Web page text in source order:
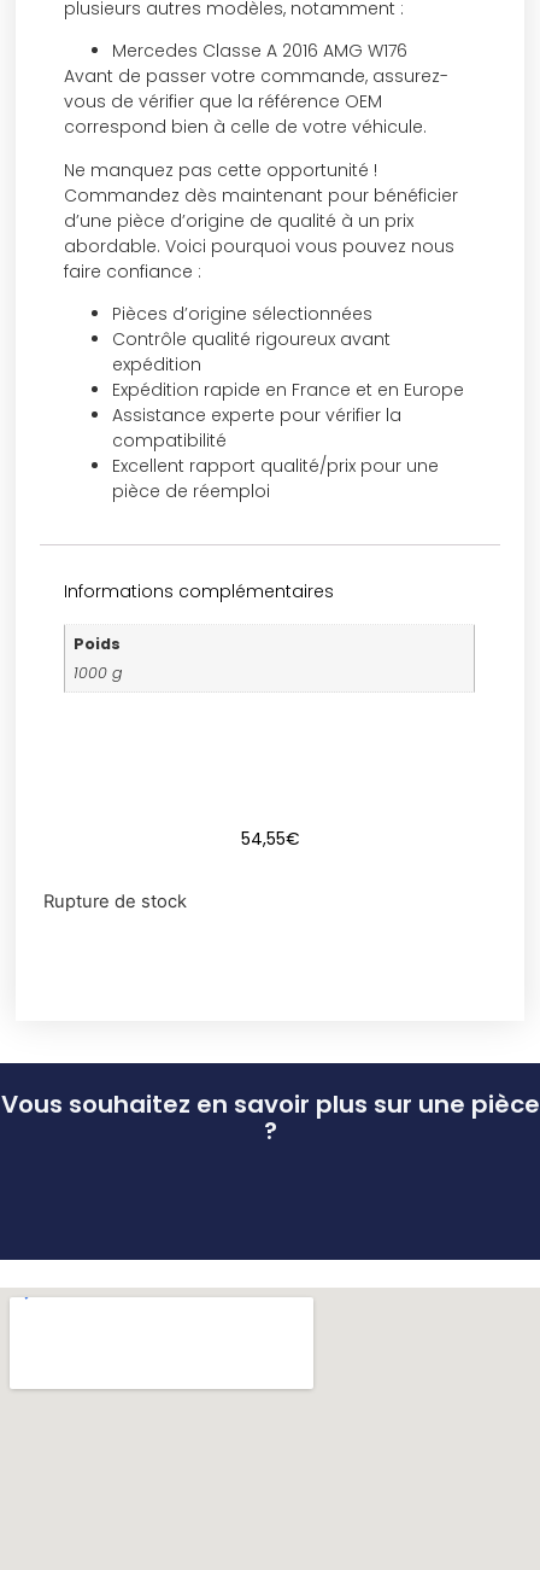
plusieurs autres modèles, notamment :
Mercedes Classe A 2016 AMG W176
Avant de passer votre commande, assurez-
vous de vérifier que la référence OEM
correspond bien à celle de votre véhicule.
Ne manquez pas cette opportunité !
Commandez dès maintenant pour bénéficier
d’une pièce d’origine de qualité à un prix
abordable. Voici pourquoi vous pouvez nous
faire confiance :
Pièces d’origine sélectionnées
Contrôle qualité rigoureux avant
expédition
Expédition rapide en France et en Europe
Assistance experte pour vérifier la
compatibilité
Excellent rapport qualité/prix pour une
pièce de réemploi
Informations complémentaires
Poids
1000 g
54,55€
Rupture de stock
Vous souhaitez en savoir plus sur une pièce
?